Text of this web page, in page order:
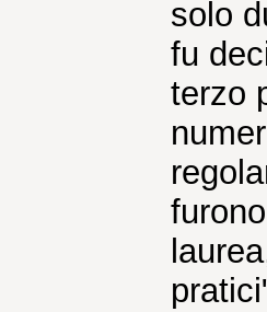
solo
fu
terzo